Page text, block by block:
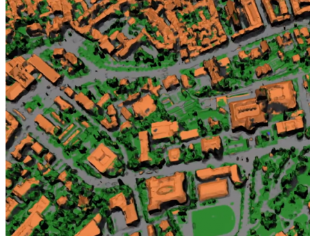
Comment réduire au maximum la consommation de son